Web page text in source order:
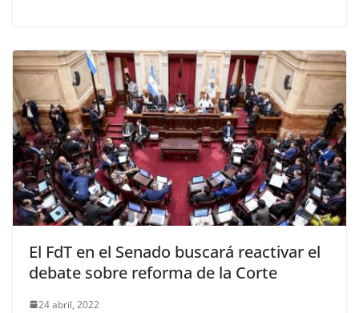
El FdT en el Senado buscará reactivar el
debate sobre reforma de la Corte
24 abril, 2022